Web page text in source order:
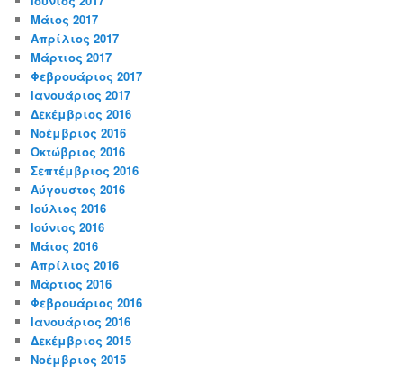
Μάιος 2017
Απρίλιος 2017
Μάρτιος 2017
Φεβρουάριος 2017
Ιανουάριος 2017
Δεκέμβριος 2016
Νοέμβριος 2016
Οκτώβριος 2016
Σεπτέμβριος 2016
Αύγουστος 2016
Ιούλιος 2016
Ιούνιος 2016
Μάιος 2016
Απρίλιος 2016
Μάρτιος 2016
Φεβρουάριος 2016
Ιανουάριος 2016
Δεκέμβριος 2015
Νοέμβριος 2015